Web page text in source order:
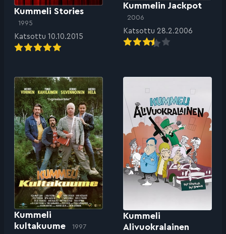
Kummeli Stories
1995
Katsottu 10.10.2015
Kummelin Jackpot
2006
Katsottu 28.2.2006
Kummeli
kultakuume
1997
Kummeli
Alivuokralainen